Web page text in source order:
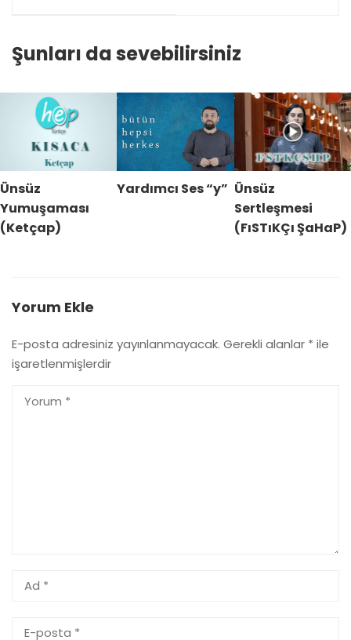
Şunları da sevebilirsiniz
Ünsüz
Yumuşaması
(Ketçap)
Yardımcı Ses “y” Ünsüz
Sertleşmesi
(FıSTıKÇı ŞaHaP)
Yorum Ekle
E-posta adresiniz yayınlanmayacak. Gerekli alanlar * ile
işaretlenmişlerdir